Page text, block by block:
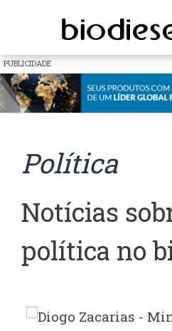
PUBLICIDADE
Política
Notícias
política no